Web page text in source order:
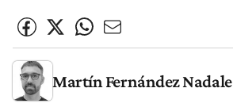
Martín Fernández Nadale